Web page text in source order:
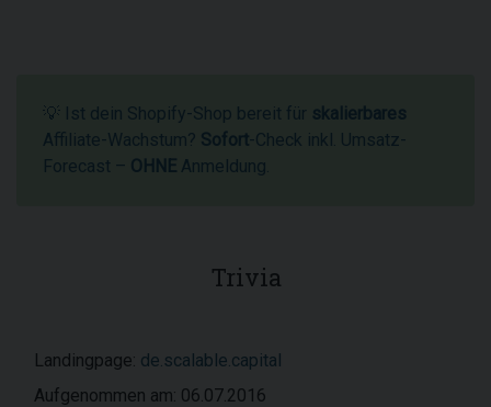
💡 Ist dein Shopify-Shop bereit für skalierbares
Affiliate-Wachstum? Sofort-Check inkl. Umsatz-
Forecast – OHNE Anmeldung.
Trivia
Landingpage: de.scalable.capital
Aufgenommen am: 06.07.2016